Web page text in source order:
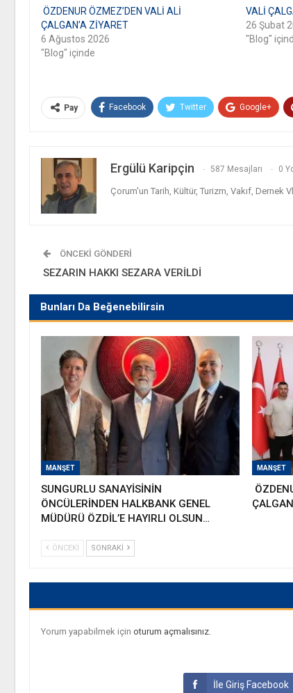
ÖZDENUR ÖZMEZ’DEN VALİ ALİ
ÇALGAN’A ZİYARET
6 Ağustos 2026
"Blog" içinde
VALİ
26 Şubat
"Blog"
Pay Facebook Twitter Google+
Ergülü Karipçin 587 Mesajları 0
Çorum'un Tarih, Kültür, Turizm, Vakıf, Dernek
ÖNCEKI GÖNDERI
SEZARIN HAKKI SEZARA VERİLDİ
Bunları Da Beğenebilirsin
MANŞET
SUNGURLU SANAYİSİNİN
ÖNCÜLERİNDEN HALKBANK GENEL
MÜDÜRÜ ÖZDİL’E HAYIRLI OLSUN…
MANŞET
ÖNCEKI SONRAKI
Yorum yapabilmek için oturum açmalısınız
İle Giriş Facebook